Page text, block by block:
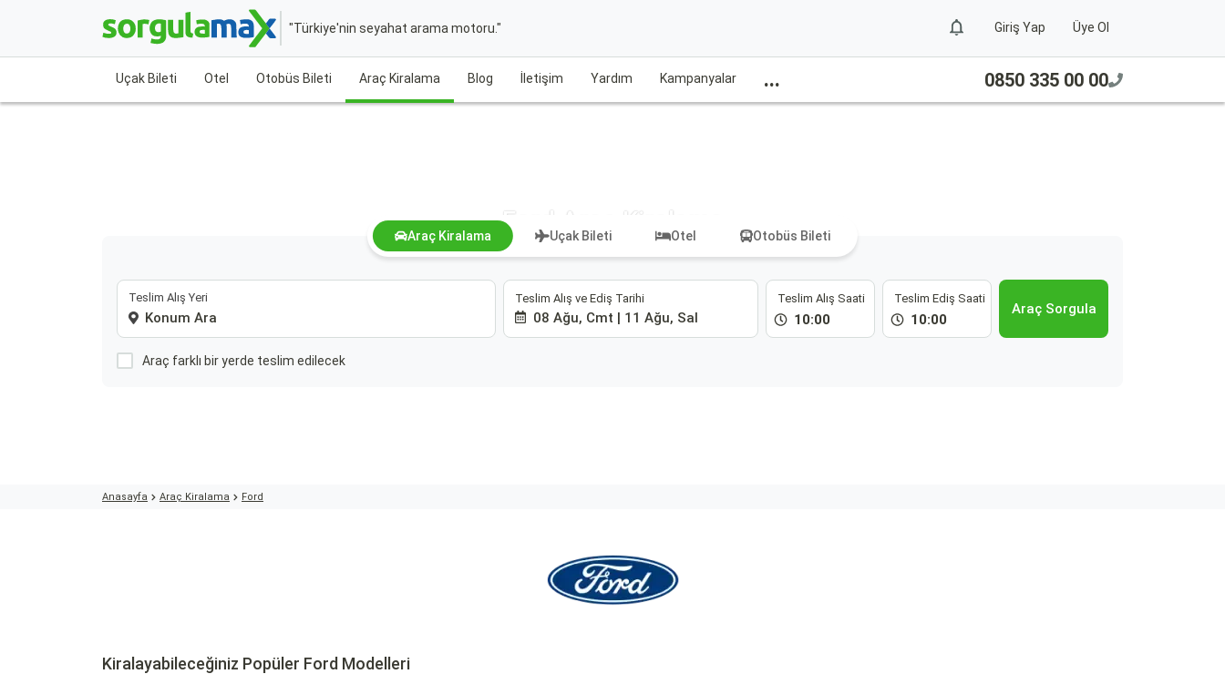
"Türkiye'nin seyahat arama motoru." Giriş Yap Üye Ol
Uçak Bileti Otel Otobüs Bileti Araç Kiralama Blog İletişim Yardım Kampanyalar ... 0850 335 00 00
Ford Araç Kiralama
Araç Kiralama Uçak Bileti Otel Otobüs Bileti
Teslim Alış Yeri Teslim Alış ve Ediş Tarihi
08 Ağu, Cmt | 11 Ağu, Sal
Teslim Alış Saati
10:00
Teslim Ediş Saati
10:00
Araç Sorgula
Araç farklı bir yerde teslim edilecek
Anasayfa Araç Kiralama Ford
Kiralayabileceğiniz Popüler Ford Modelleri